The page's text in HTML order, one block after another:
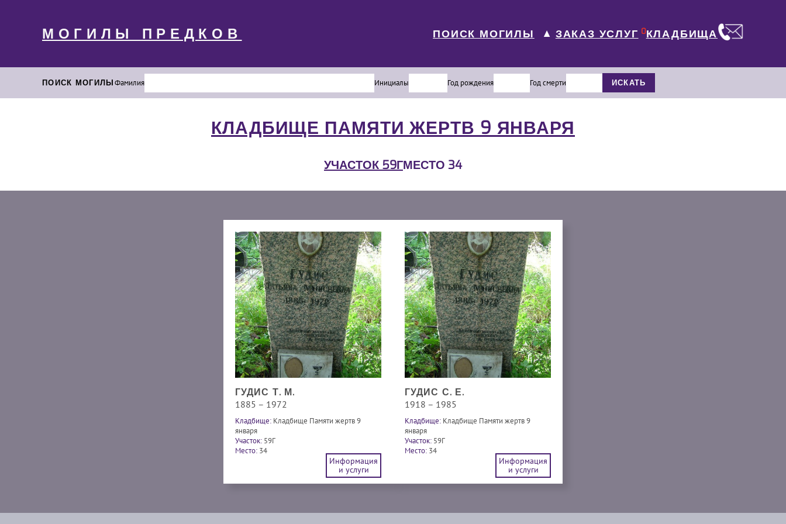
МОГИЛЫ ПРЕДКОВ ПОИСК МОГИЛЫ ▼ ЗАКАЗ УСЛУГ 0КЛАДБИЩА
ПОИСК МОГИЛЫФамилия Инициалы Год рождения Год смерти ИСКАТЬ
КЛАДБИЩЕ ПАМЯТИ ЖЕРТВ 9 ЯНВАРЯ
УЧАСТОК 59ГМЕСТО 34
ГУДИС Т. М.
1885 – 1972
Кладбище: Кладбище Памяти жертв 9
января
Участок: 59Г
Место: 34
Информация
и услуги
ГУДИС С. Е.
1918 – 1985
Кладбище: Кладбище Памяти жертв 9
января
Участок: 59Г
Место: 34
Информация
и услуги